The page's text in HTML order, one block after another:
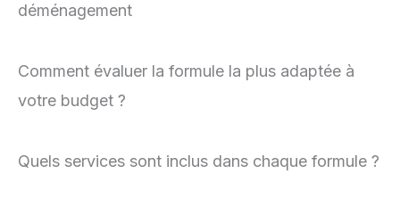
déménagement
Comment évaluer la formule la plus adaptée à
votre budget ?
Quels services sont inclus dans chaque formule ?